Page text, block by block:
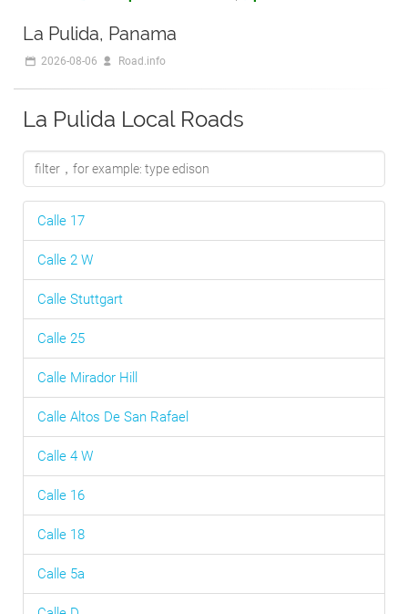
La Pulida, Panama
2026-08-06 Road.info
La Pulida Local Roads
Calle 17
Calle 2 W
Calle Stuttgart
Calle 25
Calle Mirador Hill
Calle Altos De San Rafael
Calle 4 W
Calle 16
Calle 18
Calle 5a